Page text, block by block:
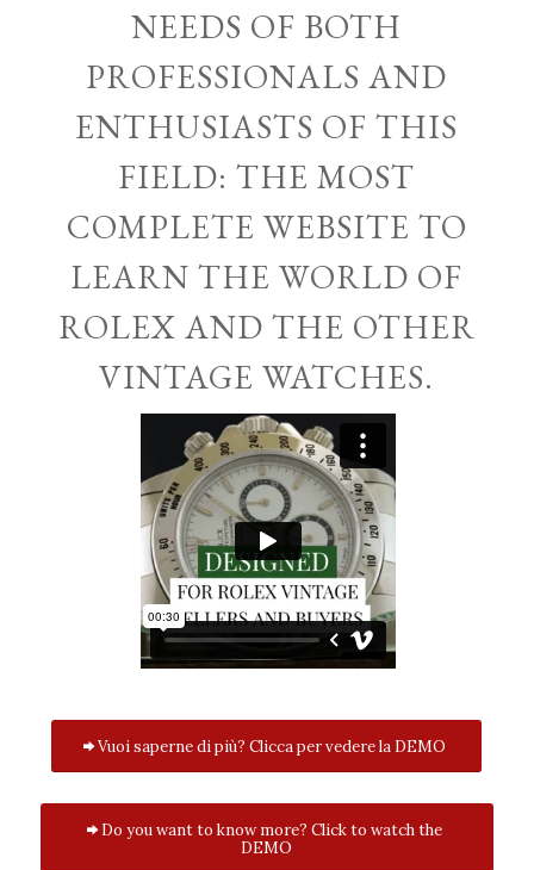
NEEDS OF BOTH
PROFESSIONALS AND
ENTHUSIASTS OF THIS
FIELD: THE MOST
COMPLETE WEBSITE TO
LEARN THE WORLD OF
ROLEX AND THE OTHER
VINTAGE WATCHES.
Vuoi saperne di più? Clicca per vedere la DEMO
Do you want to know more? Click to watch the
DEMO